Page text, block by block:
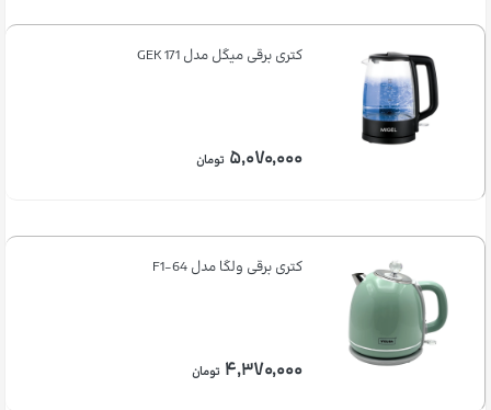
کتری برقی میگل مدل GEK 171
۵,۰۷۰,۰۰۰ تومان
کتری برقی ولگا مدل 64-F1
۴,۳۷۰,۰۰۰ تومان